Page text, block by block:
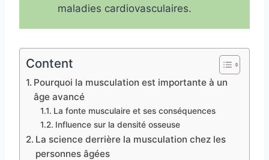
maladies cardiovasculaires.
Content
Pourquoi la musculation est importante à un
âge avancé
La fonte musculaire et ses conséquences
Influence sur la densité osseuse
La science derrière la musculation chez les
personnes âgées